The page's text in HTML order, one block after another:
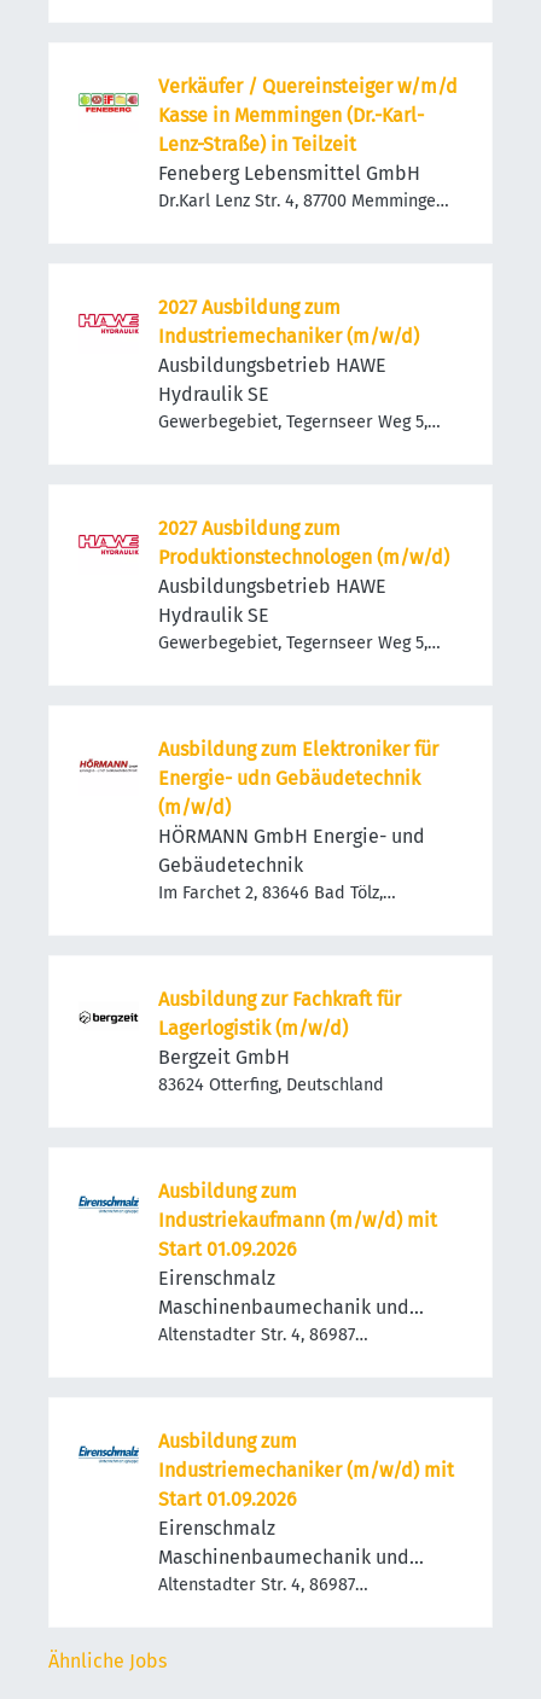
Verkäufer / Quereinsteiger w/m/d
Kasse in Memmingen (Dr.-Karl-
Lenz-Straße) in Teilzeit
Feneberg Lebensmittel GmbH
Dr.Karl Lenz Str. 4, 87700 Memmingen,
2027 Ausbildung zum
Industriemechaniker (m/w/d)
Ausbildungsbetrieb HAWE
Hydraulik SE
Gewerbegebiet, Tegernseer Weg 5,
2027 Ausbildung zum
Produktionstechnologen (m/w/d)
Ausbildungsbetrieb HAWE
Hydraulik SE
Gewerbegebiet, Tegernseer Weg 5,
Ausbildung zum Elektroniker für
Energie- udn Gebäudetechnik
(m/w/d)
HÖRMANN GmbH Energie- und
Gebäudetechnik
Im Farchet 2, 83646 Bad Tölz,
Ausbildung zur Fachkraft für
Lagerlogistik (m/w/d)
Bergzeit GmbH
83624 Otterfing, Deutschland
Ausbildung zum
Industriekaufmann (m/w/d) mit
Start 01.09.2026
Eirenschmalz
Maschinenbaumechanik und
Metallbau GmbH
Altenstadter Str. 4, 86987
Ausbildung zum
Industriemechaniker (m/w/d) mit
Start 01.09.2026
Eirenschmalz
Maschinenbaumechanik und
Metallbau GmbH
Altenstadter Str. 4, 86987
Ähnliche Jobs